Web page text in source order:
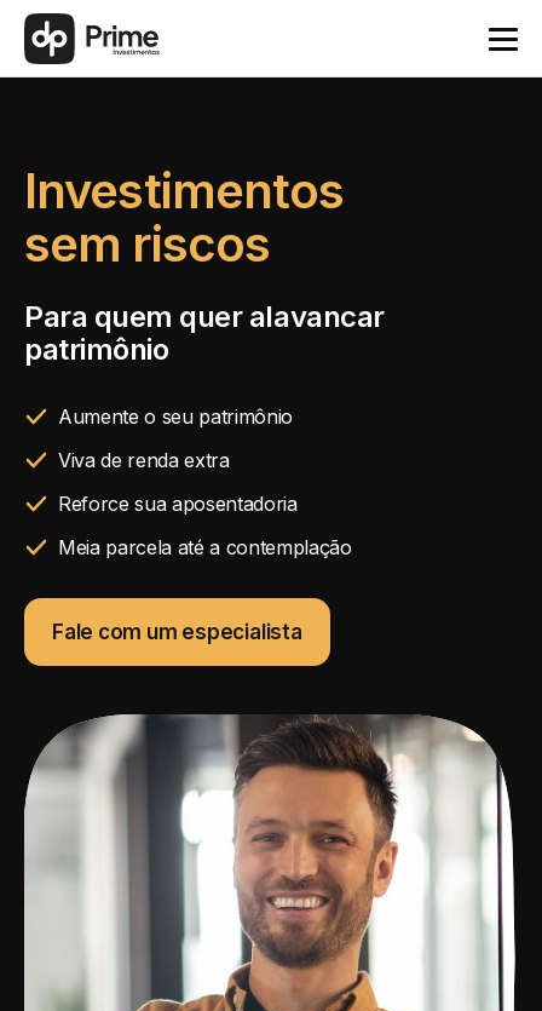
Investimentos
sem riscos
Para quem quer alavancar
patrimônio
Aumente o seu patrimônio
Viva de renda extra
Reforce sua aposentadoria
Meia parcela até a contemplação
Fale com um especialista